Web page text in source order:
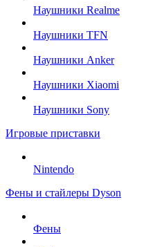
Наушники Realme
Наушники TFN
Наушники Anker
Наушники Xiaomi
Наушники Sony
Игровые приставки
Nintendo
Фены и стайлеры Dyson
Фены